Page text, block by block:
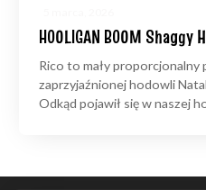
HOOLIGAN BOOM
Rico to mały proporcjonalny
zaprzyjaźnionej hodowli
Odkąd pojawił się w naszej